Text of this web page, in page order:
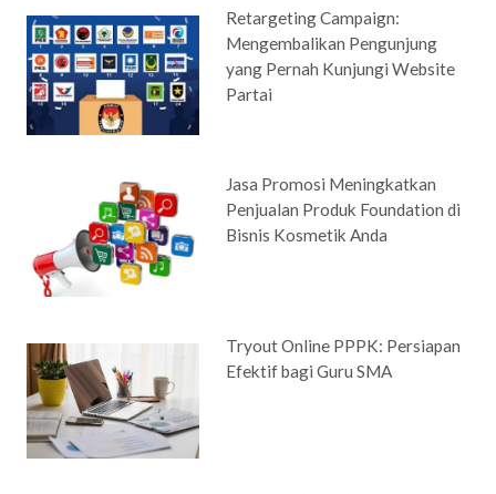
Retargeting Campaign:
Mengembalikan Pengunjung
yang Pernah Kunjungi Website
Partai
Jasa Promosi Meningkatkan
Penjualan Produk Foundation di
Bisnis Kosmetik Anda
Tryout Online PPPK: Persiapan
Efektif bagi Guru SMA